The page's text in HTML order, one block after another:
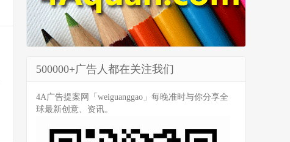
500000+广告人都在关注我们
4A广告提案网「weiguanggao」每晚准时与你分享全
球最新创意、资讯。